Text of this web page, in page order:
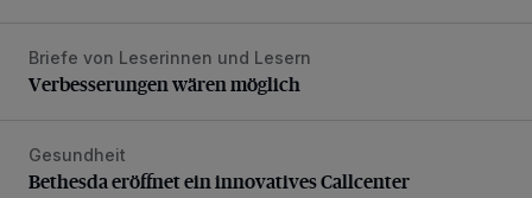
Verbesserungen wären möglich
Briefe von Leserinnen und Lesern
Verbesserungen wären möglich
Bethesda eröffnet ein innovatives Callcenter
Gesundheit
Bethesda eröffnet ein innovatives Callcenter